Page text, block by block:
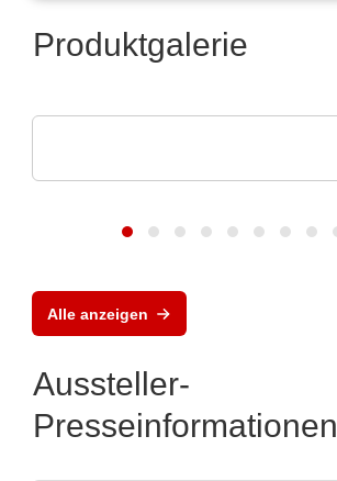
Produktgalerie
Alle anzeigen
Aussteller-
Presseinformationen